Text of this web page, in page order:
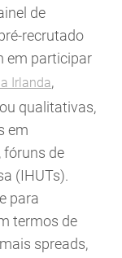
de
recrutado
em participar
Irlanda,
qualitativas,
em
fóruns de
(IHUTs).
para
termos de
spreads,